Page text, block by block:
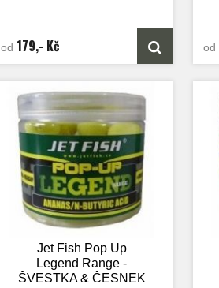
od 179,- Kč od
Jet Fish Pop Up
Legend Range -
ŠVESTKA & ČESNEK